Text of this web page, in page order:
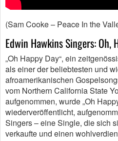
(Sam Cooke – Peace In the
Edwin Hawkins Singers: Oh,
„Oh Happy Day“, ein
als einer der beliebtesten und
afroamerikanischen
vom Northern California State
aufgenommen, wurde „Oh
wiederveröffentlicht,
Singers – eine Single, die sich
verkaufte und einen